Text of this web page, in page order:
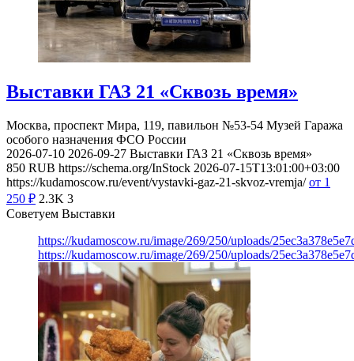
Выставки ГАЗ 21 «Сквозь время»
Москва, проспект Мира, 119, павильон №53-54 Музей Гаража
особого назначения ФСО России
2026-07-10 2026-09-27 Выставки ГАЗ 21 «Сквозь время»
850 RUB https://schema.org/InStock 2026-07-15T13:01:00+03:00
https://kudamoscow.ru/event/vystavki-gaz-21-skvoz-vremja/ от 1
250 ₽ 2.3K 3
Советуем Выставки
https://kudamoscow.ru/image/269/250/uploads/
https://kudamoscow.ru/image/269/250/uploads/